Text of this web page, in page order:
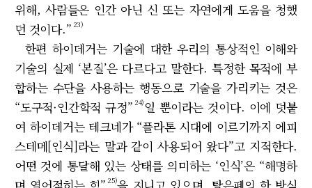
위해, 사람들은 인간 아닌 신 또는 자연에게 도움을 청했
던 것이다.” 23)
한편 하이데거는 기술에 대한 우리의 통상적인 이해와
기술의 실제 ‘본질’은 다르다고 말한다. 특정한 목적에 부
합하는 수단을 사용하는 행동으로 기술을 가리키는 것은
“도구적·인간학적 규정” 24)일 뿐이라는 것이다. 이에 덧붙
여 하이데거는 테크네가 “플라톤 시대에 이르기까지 에피
스테메[인식]라는 말과 같이 사용되어 왔다”고 지적한다.
어떤 것에 통달해 있는 상태를 의미하는 ‘인식’은 “해명하
25)